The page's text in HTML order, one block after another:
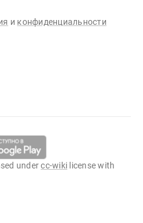
и конфиденциальности
undercc-wiki license with